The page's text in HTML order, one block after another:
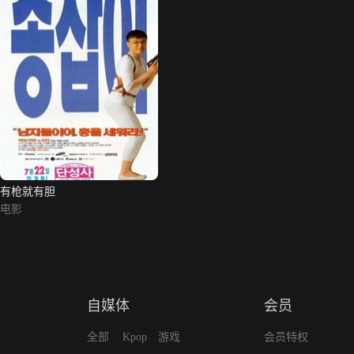
有枪就有胆
电影
自媒体
全部 Kpop 游戏
会员
会员特权